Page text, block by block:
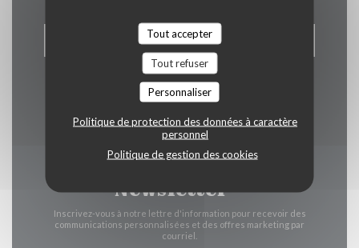
Tout accepter
Tout refuser
Personnaliser
Politique de protection des données à caractère
personnel
Politique de gestion des cookies
RÉSERVER
Newsletter*
Inscrivez-vous à notre lettre d'information pour recevoir des
communications personnalisées et des offres marketing par
courriel.